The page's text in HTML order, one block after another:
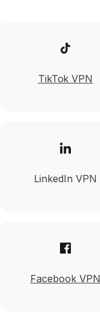
TikTok VPN
LinkedIn VPN
Facebook VPN